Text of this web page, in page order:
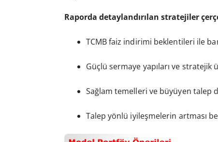
Raporda detaylandırılan stratejiler
TCMB faiz indirimi beklentileri ile
Güçlü sermaye yapıları ve
Sağlam temelleri ve büyüyen talep
Talep yönlü iyileşmelerin artması